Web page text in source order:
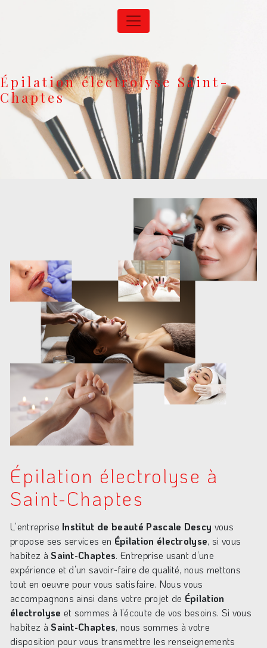
Panneau de gestion des cookies
Épilation électrolyse Saint-
Chaptes
Épilation électrolyse à
Saint-Chaptes
L’entreprise Institut de beauté Pascale Descy vous
propose ses services en Épilation électrolyse, si vous
habitez àSaint-Chaptes. Entreprise usant d’une
expérience et d’un savoir-faire de qualité, nous mettons
tout en oeuvre pour vous satisfaire. Nous vous
accompagnons ainsi dans votre projet de Épilation
électrolyse et sommes à l’écoute de vos besoins. Si vous
habitez àSaint-Chaptes, nous sommes à votre
disposition pour vous transmettre les renseignements